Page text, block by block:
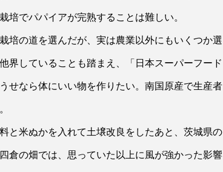
培でパパイアが完熟することは難しい。
培の道を選んだが、実は農業以外にもいくつか選
界していることも踏まえ、「日本スーパーフード
せなら体にいい物を作りたい。南国原産で生産者
と米ぬかを入れて土壌改良をしたあと、茨城県の
倉の畑では、思っていた以上に風が強かった影響